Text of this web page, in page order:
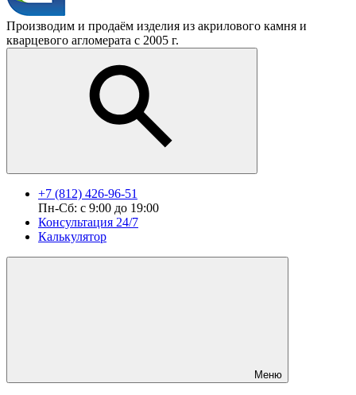
Производим и продаём изделия из акрилового камня и
кварцевого агломерата с 2005 г.
+7 (812) 426-96-51
Пн-Сб: с 9:00 до 19:00
Консультация 24/7
Калькулятор
Меню